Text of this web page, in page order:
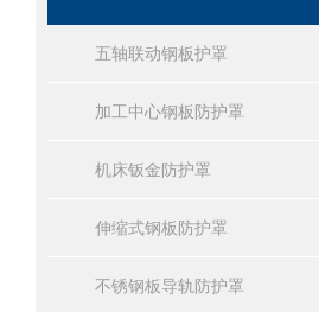
五轴联动钢板护罩
加工中心钢板防护罩
机床钣金防护罩
伸缩式钢板防护罩
不锈钢板导轨防护罩